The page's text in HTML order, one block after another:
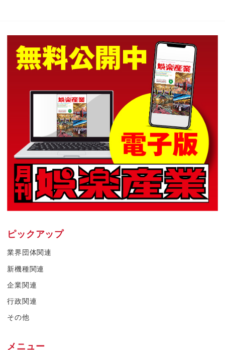
ピックアップ
業界団体関連
新機種関連
企業関連
行政関連
その他
メニュー